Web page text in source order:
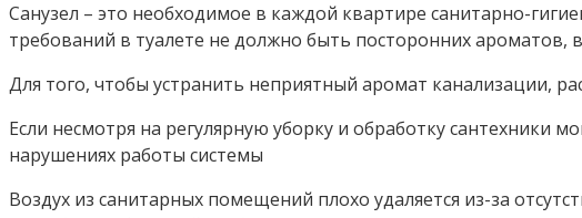
Санузел – это необходимое в каждой квартире санитарно-
требований в туалете не должно быть посторонних ароматов,
Для того, чтобы устранить неприятный аромат канализации,
Если несмотря на регулярную уборку и обработку
нарушениях работы системы
Воздух из санитарных помещений плохо удаляется из-за